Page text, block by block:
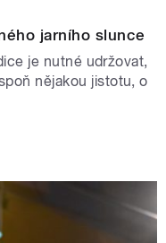
jarního slunce
je nutné udržovat,
nějakou jistotu, o